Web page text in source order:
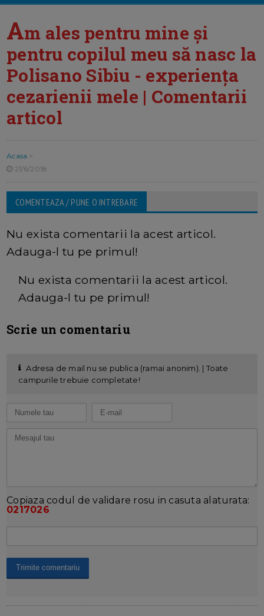
Am ales pentru mine și
pentru copilul meu să nasc la
Polisano Sibiu - experiența
cezarienii mele | Comentarii
articol
Acasa >
21/6/2018
COMENTEAZA / PUNE O INTREBARE
Nu exista comentarii la acest articol.
Adauga-l tu pe primul!
Nu exista comentarii la acest articol.
Adauga-l tu pe primul!
Scrie un comentariu
Adresa de mail nu se publica (ramai anonim). | Toate
campurile trebuie completate!
Copiaza codul de validare rosu in casuta alaturata:
0217026